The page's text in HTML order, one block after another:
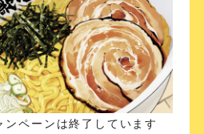
ペーンは終了しています